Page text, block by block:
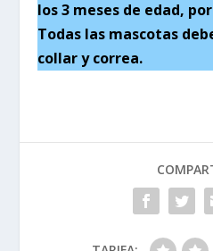
los 3 meses de edad,
Todas las mascotas
collar y correa.